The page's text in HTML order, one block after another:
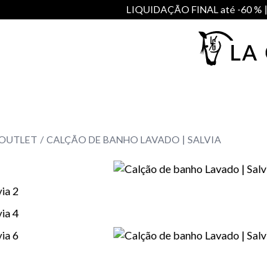
LIQUIDAÇÃO FINAL até -60 % |
CALÇÃO DE BANHO LAVADO | SALVIA